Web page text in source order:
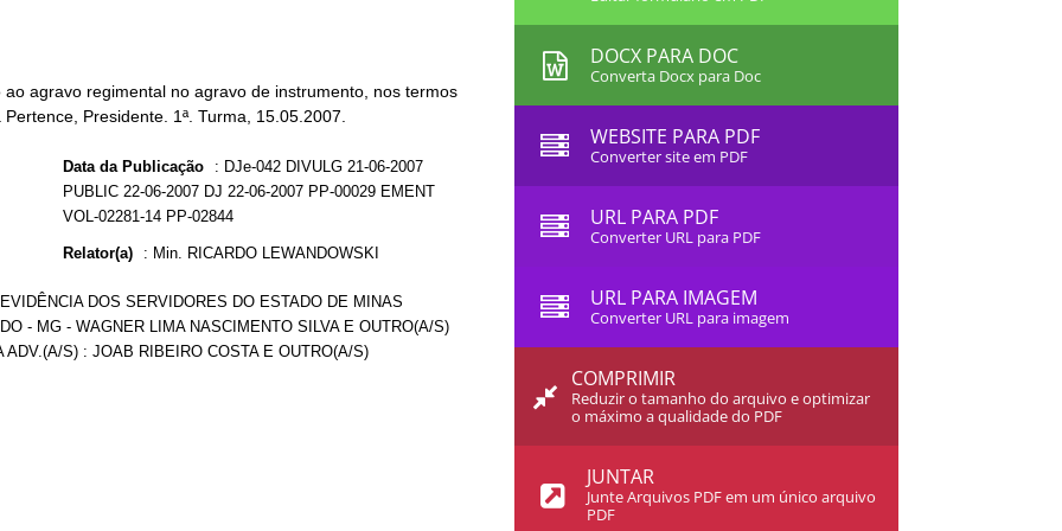
agravo regimental no agravo de instrumento, nos termos
Presidente. 1ª. Turma, 15.05.2007.
Data da Publicação : DJe-042 DIVULG 21-06-2007
PUBLIC 22-06-2007 DJ 22-06-2007 PP-00029 EMENT
VOL-02281-14 PP-02844
Relator(a) : Min. RICARDO LEWANDOWSKI
DOS SERVIDORES DO ESTADO DE MINAS
- MG - WAGNER LIMA NASCIMENTO SILVA E OUTRO(A/S)
S) : JOAB RIBEIRO COSTA E OUTRO(A/S)
DOCX PARA DOC
Converta Docx para Doc
WEBSITE PARA PDF
Converter site em PDF
URL PARA PDF
Converter URL para PDF
URL PARA IMAGEM
Converter URL para imagem
COMPRIMIR
Reduzir o tamanho do arquivo e optimizar
o máximo a qualidade do PDF
JUNTAR
Junte Arquivos PDF em um único arquivo
PDF